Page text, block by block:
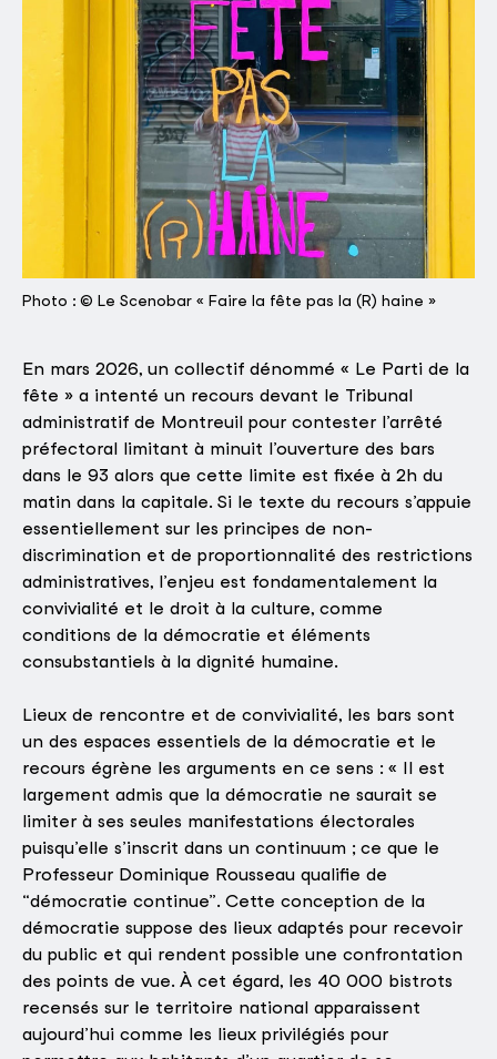
Photo : © Le Scenobar « Faire la fête pas la (R) haine »
En mars 2026, un collectif dénommé « Le Parti de la
fête » a intenté un recours devant le Tribunal
administratif de Montreuil pour contester l’arrêté
préfectoral limitant à minuit l’ouverture des bars
dans le 93 alors que cette limite est fixée à 2h du
matin dans la capitale. Si le texte du recours s’appuie
essentiellement sur les principes de non-
discrimination et de proportionnalité des restrictions
administratives, l’enjeu est fondamentalement la
convivialité et le droit à la culture, comme
conditions de la démocratie et éléments
consubstantiels à la dignité humaine.
Lieux de rencontre et de convivialité, les bars sont
un des espaces essentiels de la démocratie et le
recours égrène les arguments en ce sens : « Il est
largement admis que la démocratie ne saurait se
limiter à ses seules manifestations électorales
puisqu’elle s’inscrit dans un continuum ; ce que le
Professeur Dominique Rousseau qualifie de
“démocratie continue”. Cette conception de la
démocratie suppose des lieux adaptés pour recevoir
du public et qui rendent possible une confrontation
des points de vue. À cet égard, les 40 000 bistrots
recensés sur le territoire national apparaissent
aujourd’hui comme les lieux privilégiés pour